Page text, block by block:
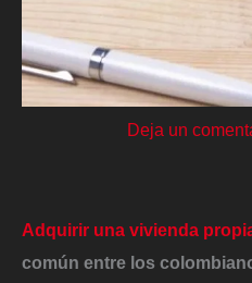
Deja un
Adquirir una vivienda
común entre los